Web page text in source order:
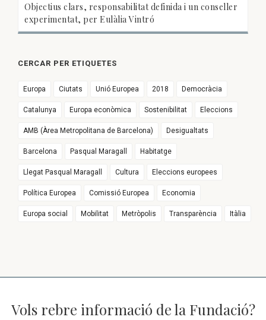
Objectius clars, responsabilitat definida i un conseller
experimentat, per Eulàlia Vintró
CERCAR PER ETIQUETES
Europa Ciutats Unió Europea 2018 Democràcia
Catalunya Europa econòmica Sostenibilitat Eleccions
AMB (Àrea Metropolitana de Barcelona) Desigualtats
Barcelona Pasqual Maragall Habitatge
Llegat Pasqual Maragall Cultura Eleccions europees
Política Europea Comissió Europea Economia
Europa social Mobilitat Metròpolis Transparència Itàlia
Vols rebre informació de la Fundació?